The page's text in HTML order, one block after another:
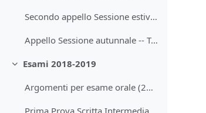
Secondo appello Sessione estiva -- Testo (08.07.2020)
Appello Sessione autunnale -- Testo (08.09.2020)
Minimizza
Esami 2018-2019
Argomenti per esame orale (2018-2019)